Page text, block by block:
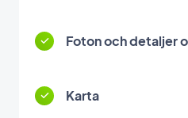
Foton och detaljer
Karta